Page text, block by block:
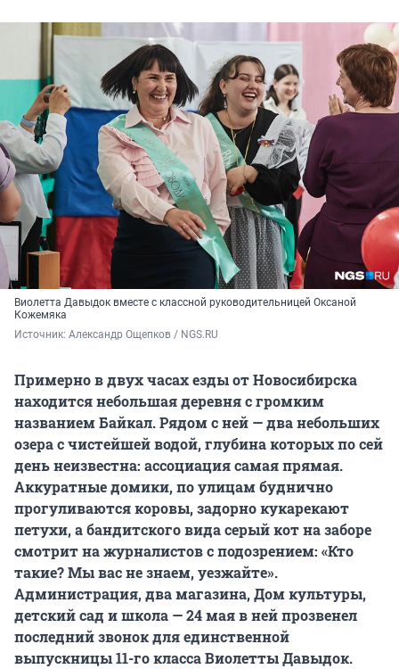
Виолетта Давыдок вместе с классной руководительницей Оксаной
Кожемяка
Источник: Александр Ощепков / NGS.RU
Примерно в двух часах езды от Новосибирска
находится небольшая деревня с громким
названием Байкал. Рядом с ней — два небольших
озера с чистейшей водой, глубина которых по сей
день неизвестна: ассоциация самая прямая.
Аккуратные домики, по улицам буднично
прогуливаются коровы, задорно кукарекают
петухи, а бандитского вида серый кот на заборе
смотрит на журналистов с подозрением: «Кто
такие? Мы вас не знаем, уезжайте».
Администрация, два магазина, Дом культуры,
детский сад и школа — 24 мая в ней прозвенел
последний звонок для единственной
выпускницы 11-го класса Виолетты Давыдок.